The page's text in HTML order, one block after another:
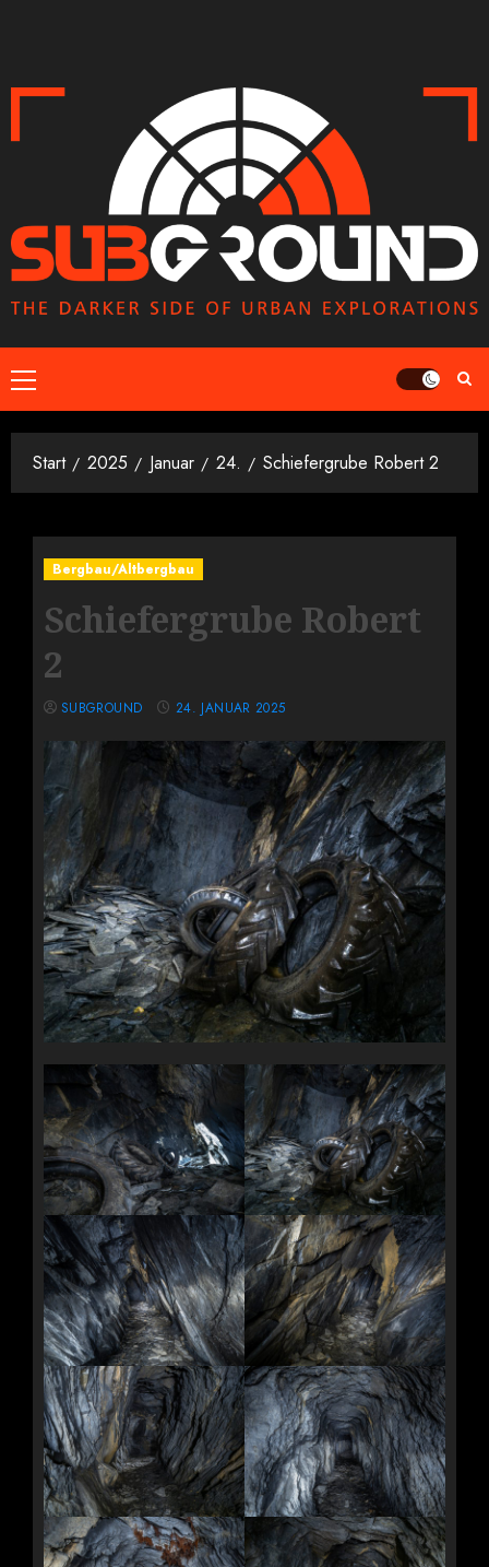
Primäres
Menü
Start 2025 Januar 24. Schiefergrube Robert 2
Bergbau/Altbergbau
Schiefergrube Robert
2
SUBGROUND 24. JANUAR 2025